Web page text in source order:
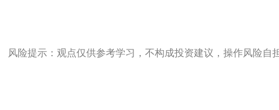
风险提示：观点仅供参考学习，不构成投资建议，操作风险自担